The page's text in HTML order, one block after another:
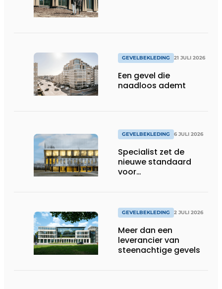
GEVELBEKLEDING 21 JULI 2026
Een gevel die
naadloos ademt
GEVELBEKLEDING 6 JULI 2026
Specialist zet de
nieuwe standaard
voor
GEVELBEKLEDING 2 JULI 2026
Meer dan een
leverancier van
steenachtige gevels